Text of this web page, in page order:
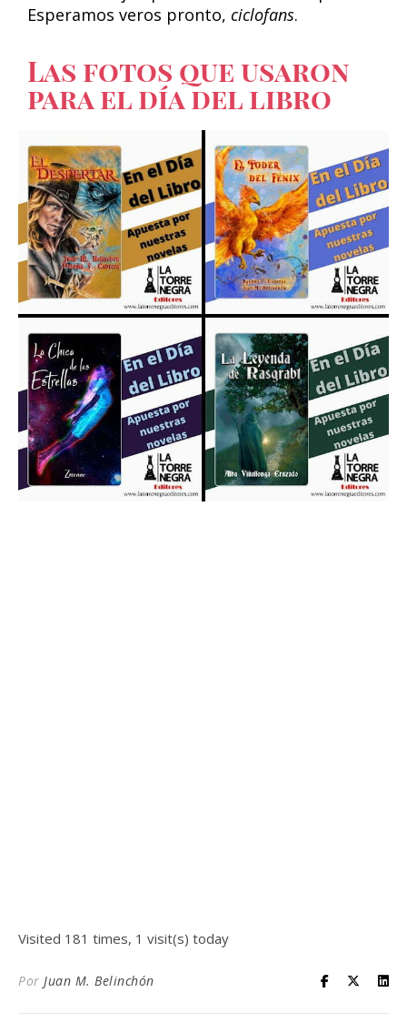
Esperamos veros pronto, ciclofans.
Las fotos que usaron
para el día del libro
Visited 181 times, 1 visit(s) today
Por Juan M. Belinchón